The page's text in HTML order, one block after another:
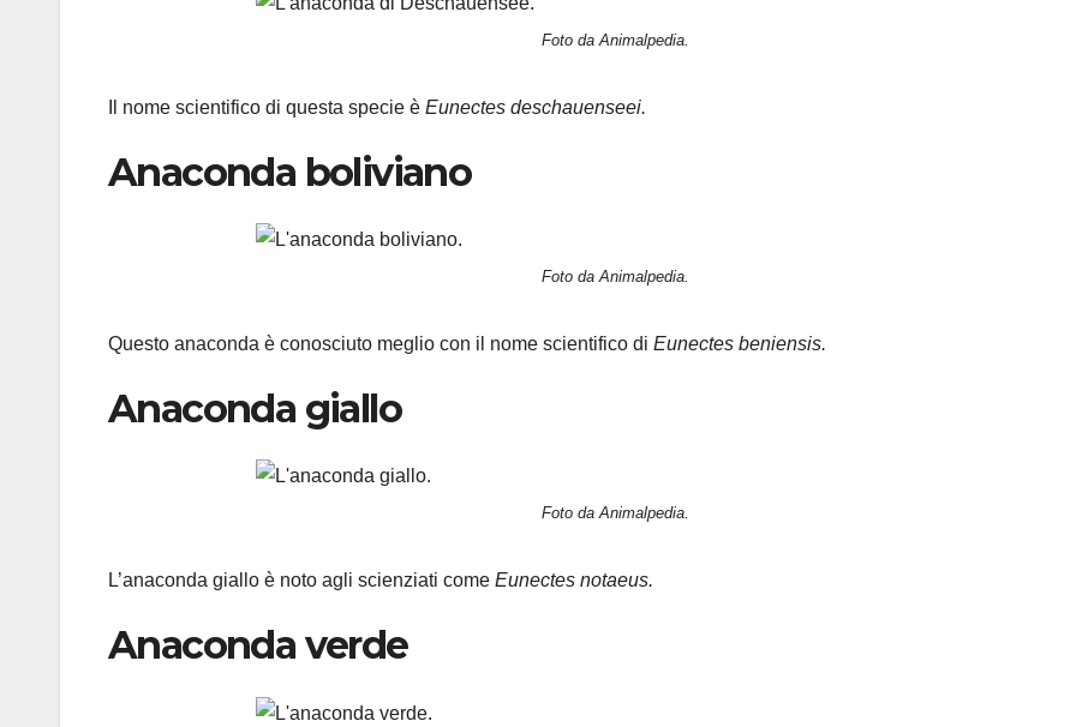
Foto da Animalpedia.
Il nome scientifico di questa specie è Eunectes deschauenseei.
Anaconda boliviano
Foto da Animalpedia.
Questo anaconda è conosciuto meglio con il nome scientifico di Eunectes beniensis.
Anaconda giallo
Foto da Animalpedia.
L’anaconda giallo è noto agli scienziati come Eunectes notaeus.
Anaconda verde